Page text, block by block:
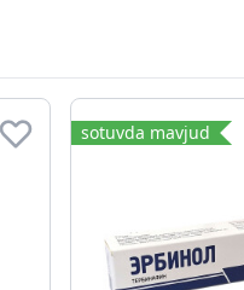
sotuvda mavjud